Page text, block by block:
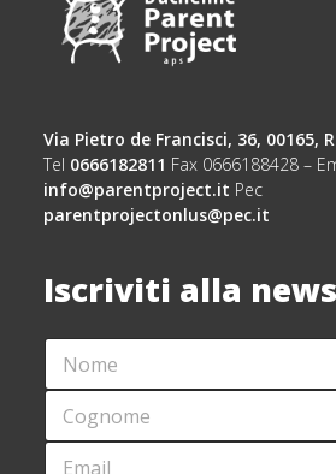
Via Pietro de Francisci, 36, 00165,
Tel 0666182811 Fax 0666188428 –
info@parentproject.it Pec
parentprojectonlus@pec.it
Iscriviti alla
N
M
*
C
G
*E